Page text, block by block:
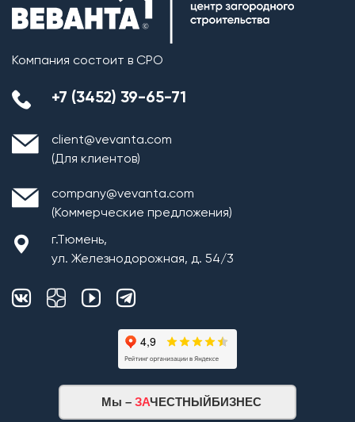
Компания состоит в СРО
+7 (3452) 39-65-71
client@vevanta.com
(Для клиентов)
company@vevanta.com
(Коммерческие предложения)
г.Тюмень,
ул. Железнодорожная, д. 54/3
Мы – ЗАЧЕСТНЫЙБИЗНЕС